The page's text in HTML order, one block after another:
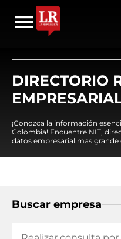
DIRECTORIO
¡Conozca la información
Colombia! Encuentre NIT,
datos empresarial mas grande
Buscar empresa